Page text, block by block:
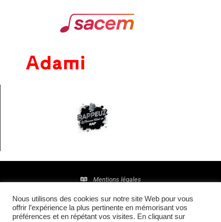
Mentions légales
Politique de confidentialité
Nous utilisons des cookies sur notre site Web pour vous
offrir l’expérience la plus pertinente en mémorisant vos
préférences et en répétant vos visites. En cliquant sur